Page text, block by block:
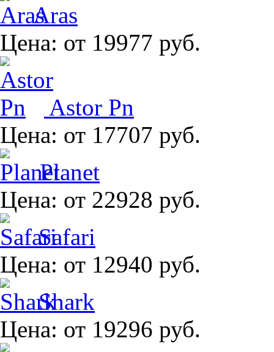
Aras
Цена: от 19977 руб.
Astor Pn
Цена: от 17707 руб.
Planet
Цена: от 22928 руб.
Safari
Цена: от 12940 руб.
Shark
Цена: от 19296 руб.